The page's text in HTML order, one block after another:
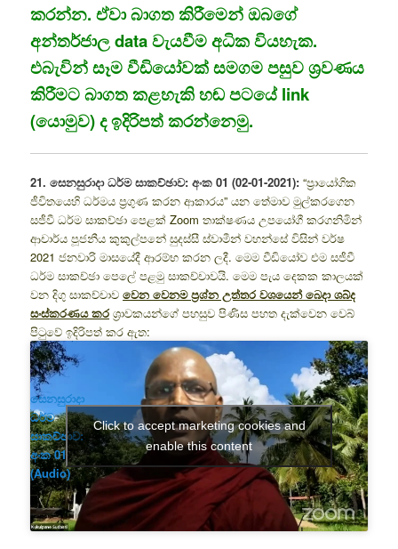
කරන්න. ඒවා බාගත කිරීමෙන් ඔබගේ
අන්තර්ජාල data වැයවීම අධික වියහැක.
එබැවින් සෑම වීඩියෝවක් සමගම පසුව ශ්‍රවණය
කිරීමට බාගත කළහැකි හඬ පටයේ link
(යොමුව) ද ඉදිරිපත් කරන්නෙමු.
21. සෙනසුරාදා ධර්ම සාකච්ඡාව: අංක 01 (02-01-2021): “ප්‍රායෝගික
ජීවිතයෙහි ධර්මය ප්‍රගුණ කරන ආකාරය” යන තේමාව මුල්කරගෙන
සජීවී ධර්ම සාකච්ඡා පෙළක් Zoom තාක්ෂණය උපයෝගී කරගනිමින්
ආචාර්ය පූජනීය කුකුල්පනේ සුදස්සී ස්වාමීන් වහන්සේ විසින් වර්ෂ
2021 ජනවාරි මාසයේදී ආරම්භ කරන ලදී. මෙම වීඩියෝව එම සජීවී
ධර්ම සාකච්ඡා පෙලේ පළමු සාකච්චාවයි. මෙම පැය දෙකක කාලයක්
වන දිගු සාකච්චාවවෙන වෙනම ප්‍රශ්න උත්තර වශයෙන් බෙදා ශබ්ද
සංස්කරණය කරශ්‍රාවකයන්ගේ පහසුව පිණිස පහත දැක්වෙන වෙබ්
පිටුවේ ඉදිරිපත් කර ඇත:
සෙනසුරාදා
ධර්ම
සාකච්ඡාව:
අංක 01
(Audio)
Click to accept marketing cookies and
enable this content